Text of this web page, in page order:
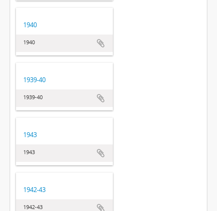
1940
1940
1939-40
1939-40
1943
1943
1942-43
1942-43